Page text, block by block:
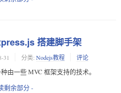
搭建脚手架
31 分类: Nodejs教程 评论
由一些 MVC 框架支持的技术。
剩余部分 -